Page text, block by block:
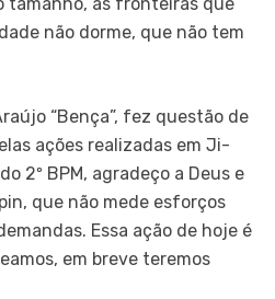
não dorme, que não tem
“Bença”, fez questão de
ações realizadas em Ji-
2º BPM, agradeço a Deus e
que não mede esforços
Essa ação de hoje é
em breve teremos